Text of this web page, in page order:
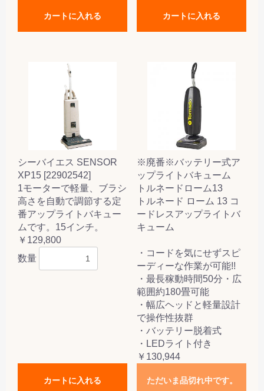
カートに入れる カートに入れる
シーバイエス SENSOR
XP15 [22902542]
1モーターで軽量、ブラシ
高さを自動で調節する定
番アップライトバキュー
ムです。15インチ。
￥129,800
数量
カートに入れる
※廃番※バッテリー式ア
ップライトバキューム
トルネードローム13
トルネード ローム 13 コ
ードレスアップライトバ
キューム
・コードを気にせずスピ
ーディーな作業が可能!!
・最長稼動時間50分・広
範囲約180畳可能
・幅広ヘッドと軽量設計
で操作性抜群
・バッテリー脱着式
・LEDライト付き
￥130,944
ただいま品切れ中です。